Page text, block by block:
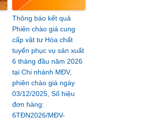
Thông báo kết quả
Phiên chào giá cung
cấp vật tư Hóa chất
tuyển phục vụ sản xuất
6 tháng đầu năm 2026
tại Chi nhánh MĐV,
phiên chào giá ngày
03/12/2025, Số hiệu
đơn hàng:
6TĐN2026/MĐV-